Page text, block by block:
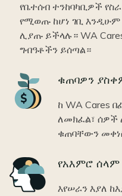
የቤተሰብ ተንከባካቢዎች
የሚወጡ ከሆነ ገቢ
ሊያጡ ይችላሉ። WA
ግብዓቶችን ይሰጣል።
Icon ቁጠባዎን
ከ WA Cares
ለመክፈል፣
ቁጠባቸውን
Icon የአእምሮ ሰላም
እየሠራን እያለ